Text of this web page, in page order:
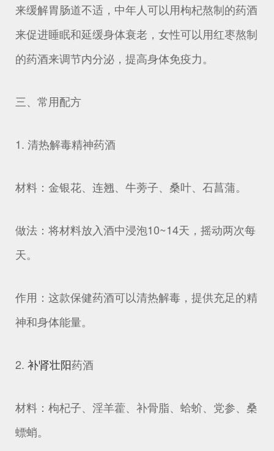
来缓解胃肠道不适，中年人可以用枸杞熬制的药酒
来促进睡眠和延缓身体衰老，女性可以用红枣熬制
的药酒来调节内分泌，提高身体免疫力。
三、常用配方
1. 清热解毒精神药酒
材料：金银花、连翘、牛蒡子、桑叶、石菖蒲。
做法：将材料放入酒中浸泡10~14天，摇动两次每
天。
作用：这款保健药酒可以清热解毒，提供充足的精
神和身体能量。
2. 补肾壮阳药酒
材料：枸杞子、淫羊藿、补骨脂、蛤蚧、党参、桑
螵蛸。